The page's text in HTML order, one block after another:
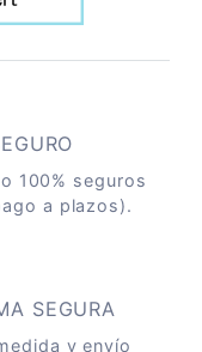
100% seguros
a plazos).
SEGURA
y envío